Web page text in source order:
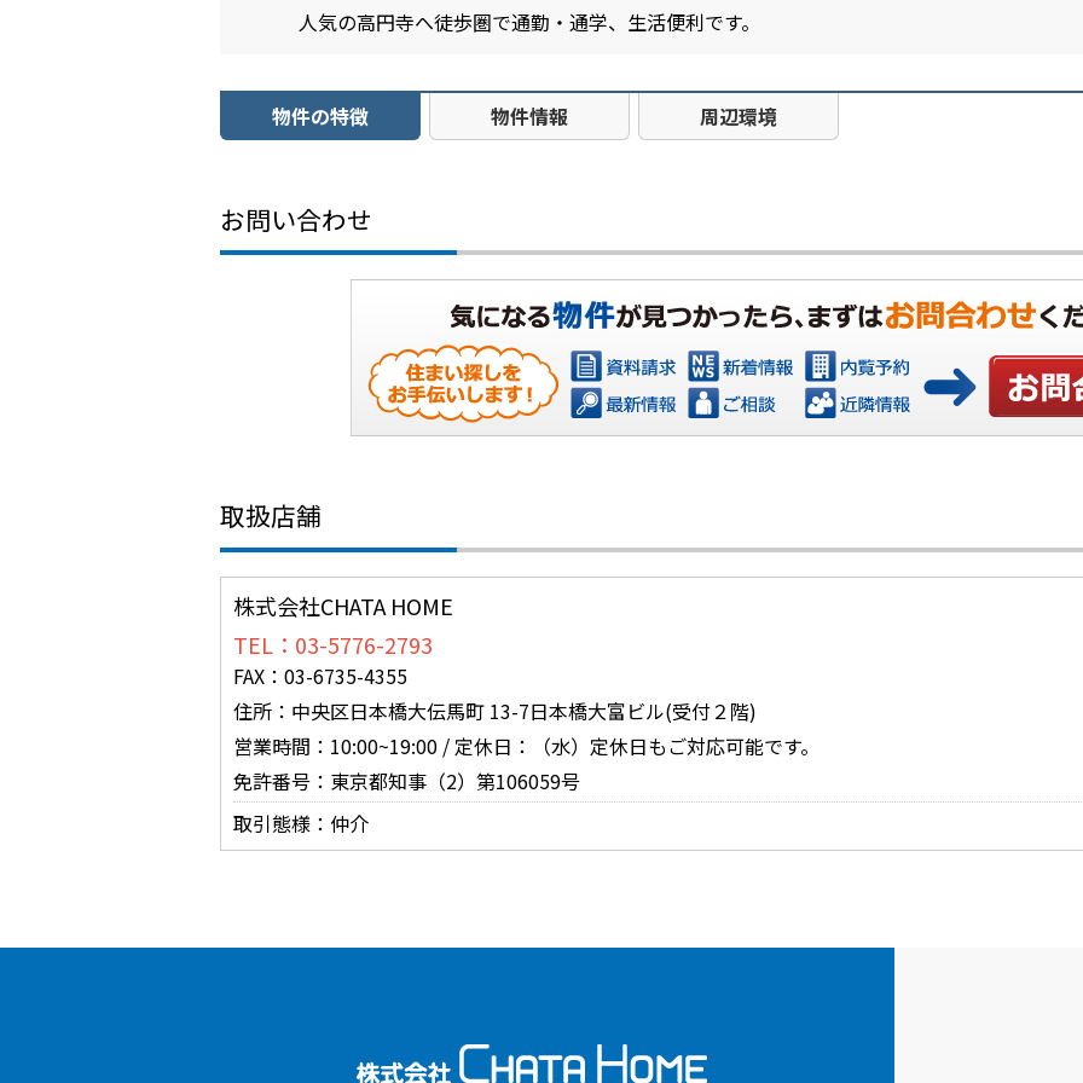
人気の高円寺へ徒歩圏で通勤・通学、生活便利です。
物件の特徴 物件情報 周辺環境
お問い合わせ
お問い合
取扱店舗
株式会社CHATA HOME
TEL：03-5776-2793
FAX：03-6735-4355
住所：中央区日本橋大伝馬町 13-7日本橋大富ビル(受付２階)
営業時間：10:00~19:00 / 定休日：（水）定休日もご対応可能です。
免許番号：東京都知事（2）第106059号
取引態様：仲介